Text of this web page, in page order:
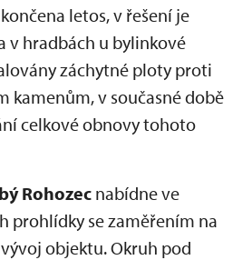
letos, v řešení je
v hradbách u bylinkové
záchytné ploty proti
kamenům, v současné době
celkové obnovy tohoto
Rohozec nabídne ve
prohlídky se zaměřením na
objektu. Okruh pod